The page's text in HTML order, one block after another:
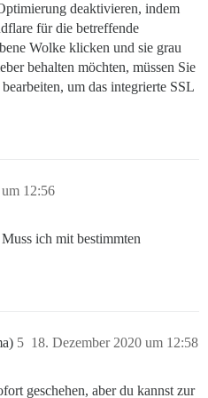
deaktivieren, indem
für die betreffende
Wolke klicken und sie grau
behalten möchten, müssen Sie
um das integrierte SSL
12:56
ich mit bestimmten
18. Dezember 2020 um 12:58
5
geschehen, aber du kannst zur